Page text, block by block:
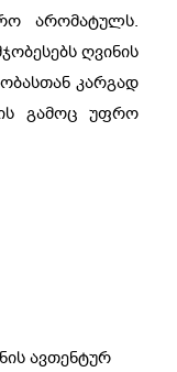
არომატულს.
ღვინის
კარგად
გამოც უფრო
ავთენტურ